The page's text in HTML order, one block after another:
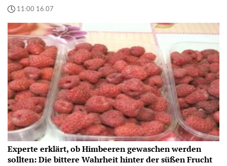
11:00 16.07
Experte erklärt, ob Himbeeren gewaschen werden
sollten: Die bittere Wahrheit hinter der süßen Frucht